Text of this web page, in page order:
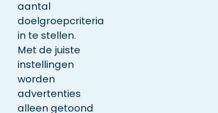
aantal
doelgroepcriteria
in te stellen.
Met de juiste
instellingen
worden
advertenties
alleen getoond